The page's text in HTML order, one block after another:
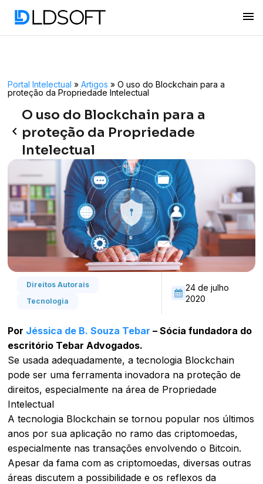
menu
Portal Intelectual » Artigos » O uso do Blockchain para a
proteção da Propriedade Intelectual
keyboard_arrow_left
O uso do Blockchain para a
proteção da Propriedade
Intelectual
Direitos Autorais
Tecnologia
24 de julho
2020
Por Jéssica de B. Souza Tebar – Sócia fundadora do
escritório Tebar Advogados.
Se usada adequadamente, a tecnologia Blockchain
pode ser uma ferramenta inovadora na proteção de
direitos, especialmente na área de Propriedade
Intelectual
A tecnologia Blockchain se tornou popular nos últimos
anos por sua aplicação no ramo das criptomoedas,
especialmente nas transações envolvendo o Bitcoin.
Apesar da fama com as criptomoedas, diversas outras
áreas discutem a possibilidade e os reflexos da